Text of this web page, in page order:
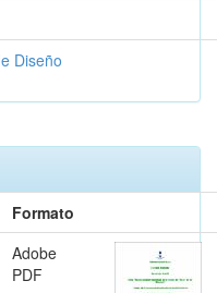
Diseño
Formato
Adobe
PDF